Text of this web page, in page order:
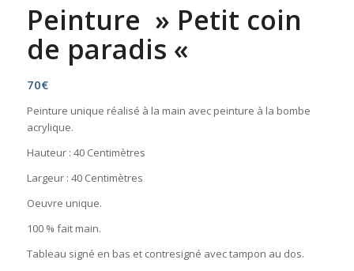
Peinture » Petit coin
de paradis «
70€
Peinture unique réalisé à la main avec peinture à la bombe
acrylique.
Hauteur : 40 Centimètres
Largeur : 40 Centimètres
Oeuvre unique.
100 % fait main.
Tableau signé en bas et contresigné avec tampon au dos.